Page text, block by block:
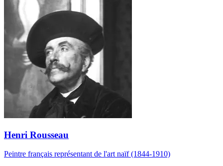
Henri Rousseau
Peintre français représentant de l'art naïf (1844-1910)